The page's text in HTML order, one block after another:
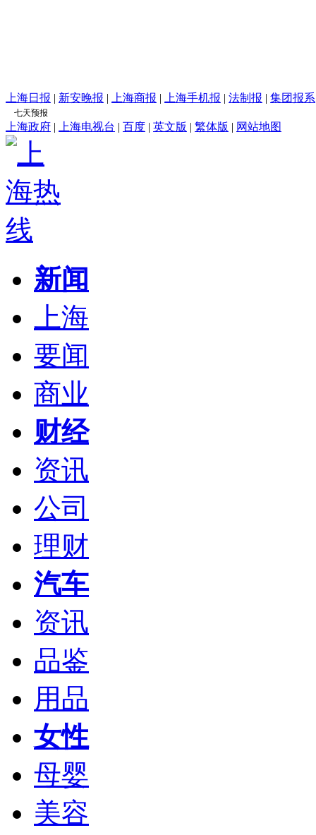
上海日报 | 新安晚报 | 上海商报 | 上海手机报 | 法制报 | 集团报系
上海政府 | 上海电视台 | 百度 | 英文版 | 繁体版 | 网站地图
新闻
上海
要闻
商业
财经
资讯
公司
理财
汽车
资讯
品鉴
用品
女性
母婴
美容